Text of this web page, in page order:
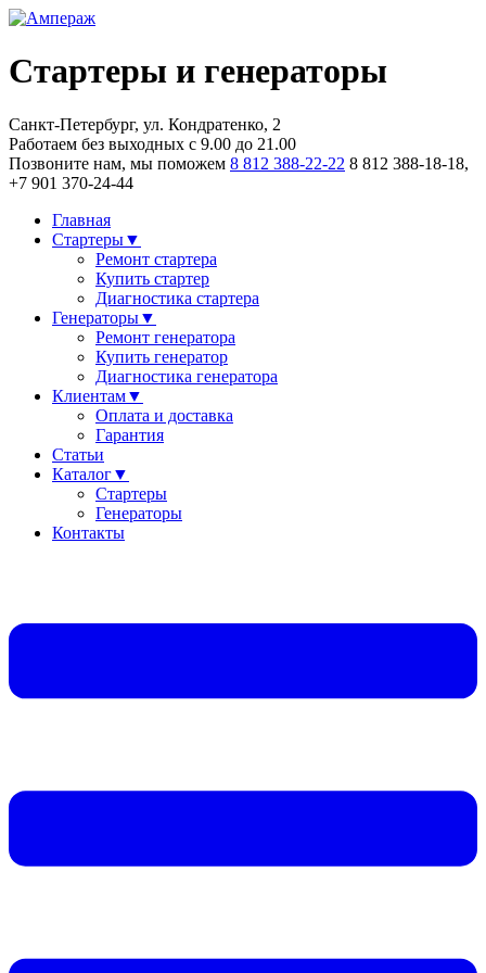
Стартеры и генераторы
Санкт-Петербург, ул. Кондратенко, 2
Работаем без выходных с 9.00 до 21.00
Позвоните нам, мы поможем 8 812 388-22-22 8 812 388-18-18,
+7 901 370-24-44
Главная
Стартеры▼
Ремонт стартера
Купить стартер
Диагностика стартера
Генераторы▼
Ремонт генератора
Купить генератор
Диагностика генератора
Клиентам▼
Оплата и доставка
Гарантия
Статьи
Каталог▼
Стартеры
Генераторы
Контакты